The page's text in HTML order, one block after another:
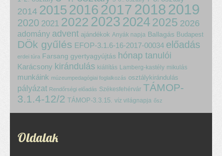
2014 2015 2016 2017 20182019
2020 2021 2022 2023 20242025 2026
adomány advent ajándékok Anyák napja Ballagás Budapest
DÖk gyűlés EFOP-3.1.6-16-2017-00034 előadás
erdei túra Farsang gyertyagyújtás hónap tanulói
Karácsony kirándulás kiállítás Lamberg-kastély mikulás
munkáink múzeumpedagógiai foglalkozás osztálykirándulás
pályázat Rendőrségi előadás Székesfehérvár TÁMOP-
3.1.4-12/2 TÁMOP-3.3.15. víz világnapja ősz
Oldalak